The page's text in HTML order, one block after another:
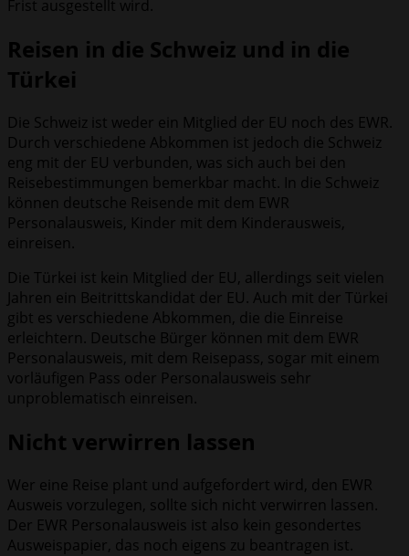
Frist ausgestellt wird.
Reisen in die Schweiz und in die
Türkei
Die Schweiz ist weder ein Mitglied der EU noch des EWR.
Durch verschiedene Abkommen ist jedoch die Schweiz
eng mit der EU verbunden, was sich auch bei den
Reisebestimmungen bemerkbar macht. In die Schweiz
können deutsche Reisende mit dem EWR
Personalausweis, Kinder mit dem Kinderausweis,
einreisen.
Die Türkei ist kein Mitglied der EU, allerdings seit vielen
Jahren ein Beitrittskandidat der EU. Auch mit der Türkei
gibt es verschiedene Abkommen, die die Einreise
erleichtern. Deutsche Bürger können mit dem EWR
Personalausweis, mit dem Reisepass, sogar mit einem
vorläufigen Pass oder Personalausweis sehr
unproblematisch einreisen.
Nicht verwirren lassen
Wer eine Reise plant und aufgefordert wird, den EWR
Ausweis vorzulegen, sollte sich nicht verwirren lassen.
Der EWR Personalausweis ist also kein gesondertes
Ausweispapier, das noch eigens zu beantragen ist.